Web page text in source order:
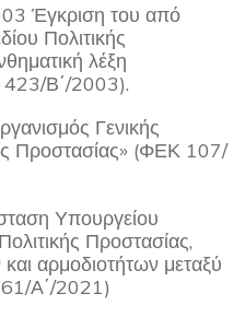
Έγκριση του από
Πολιτικής
λέξη
Β΄/2003).
Γενικής
Προστασίας» (ΦΕΚ 107/
Υπουργείου
Προστασίας,
αρμοδιοτήτων μεταξύ
Α΄/2021)